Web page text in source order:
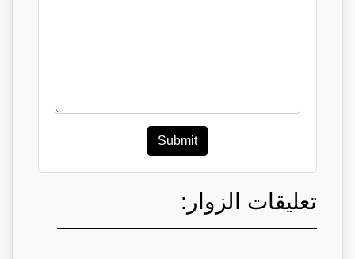
Submit
تعليقات الزوار: